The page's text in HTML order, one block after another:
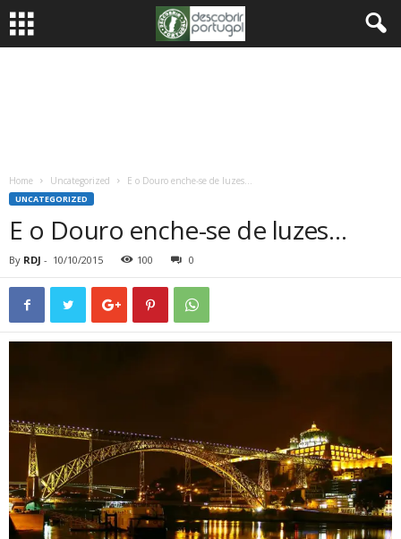
Home Uncategorized E o Douro enche-se de luzes…
UNCATEGORIZED
E o Douro enche-se de luzes…
By RDJ - 10/10/2015 100 0